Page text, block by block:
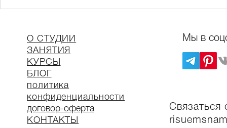
О СТУДИИ
ЗАНЯТИЯ
КУРСЫ
БЛОГ
политика
конфиденциальности
договор-оферта
КОНТАКТЫ
Мы в
Связаться